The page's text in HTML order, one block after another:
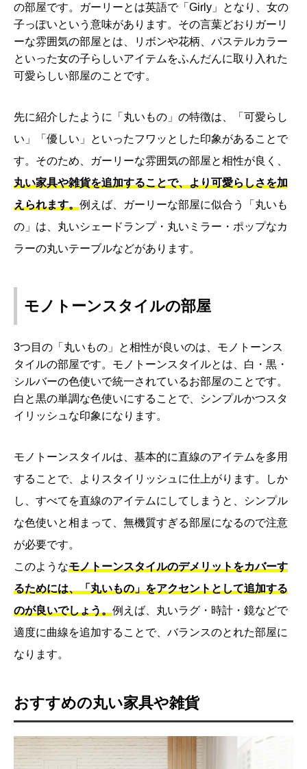
の部屋です。ガーリーとは英語で「Girly」となり、女の
子っぽいという意味があります。その言葉どおりガーリ
ーな雰囲気の部屋とは、リボンや花柄、パステルカラー
といった女の子らしいアイテムをふんだんに取り入れた
可愛らしい部屋のことです。
先に紹介したように「丸いもの」の特徴は、「可愛らし
い」「優しい」といったフワッとした印象があることで
す。そのため、ガーリーな雰囲気の部屋と相性が良く、
丸い家具や雑貨を追加することで、より可愛らしさを加
えられます。例えば、ガーリーな部屋に似合う「丸いも
の」は、丸いシェードランプ・丸いミラー・ポップなカ
ラーの丸いテーブルなどがあります。
モノトーンスタイルの部屋
3つ目の「丸いもの」と相性が良いのは、モノトーンス
タイルの部屋です。モノトーンスタイルとは、白・黒・
シルバーの色使いで統一されているお部屋のことです。
白と黒の単調な色使いにすることで、シンプルかつスタ
イリッシュな印象になります。
モノトーンスタイルは、基本的に直線のアイテムを多用
することで、よりスタイリッシュに仕上がります。しか
し、すべてを直線のアイテムにしてしまうと、シンプル
な色使いと相まって、無機質すぎる部屋になるので注意
が必要です。
このようなモノトーンスタイルのデメリットをカバーす
るためには、「丸いもの」をアクセントとして追加する
のが良いでしょう。例えば、丸いラグ・時計・鏡などで
適度に曲線を追加することで、バランスのとれた部屋に
なります。
おすすめの丸い家具や雑貨